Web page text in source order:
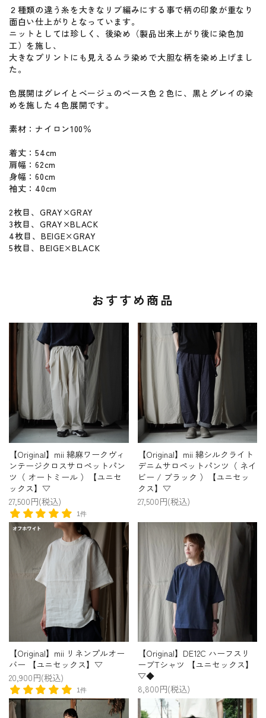
２種類の違う糸を大きなリブ編みにする事で柄の印象が重なり
面白い仕上がりとなっています。
ニットとしては珍しく、後染め（製品出来上がり後に染色加
工）を施し、
大きなプリントにも見えるムラ染めで大胆な柄を染め上げまし
た。
色展開はグレイとベージュのベース色２色に、黒とグレイの染
めを施した４色展開です。
素材：ナイロン100％
着丈：54cm
肩幅：62cm
身幅：60cm
袖丈：40cm
2枚目、GRAY×GRAY
3枚目、GRAY×BLACK
4枚目、BEIGE×GRAY
5枚目、BEIGE×BLACK
おすすめ商品
【Original】mii 綿麻ワークヴィ
ンテージクロスサロペットパン
ツ（ オートミール ）【ユニセ
ックス】▽
27,500円(税込)
1件
【Original】mii 綿シルクライト
デニムサロペットパンツ（ ネイ
ビー / ブラック ）【ユニセッ
クス】▽
27,500円(税込)
【Original】mii リネンプルオー
バー 【ユニセックス】▽
20,900円(税込)
1件
【Original】DE12C ハーフスリ
ーブTシャツ 【ユニセックス】
▽◆
8,800円(税込)